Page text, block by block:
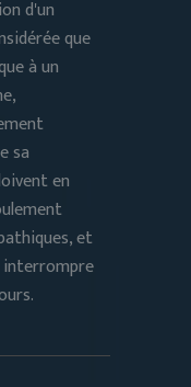
d'un
que
à un
sa
en
et
interrompre